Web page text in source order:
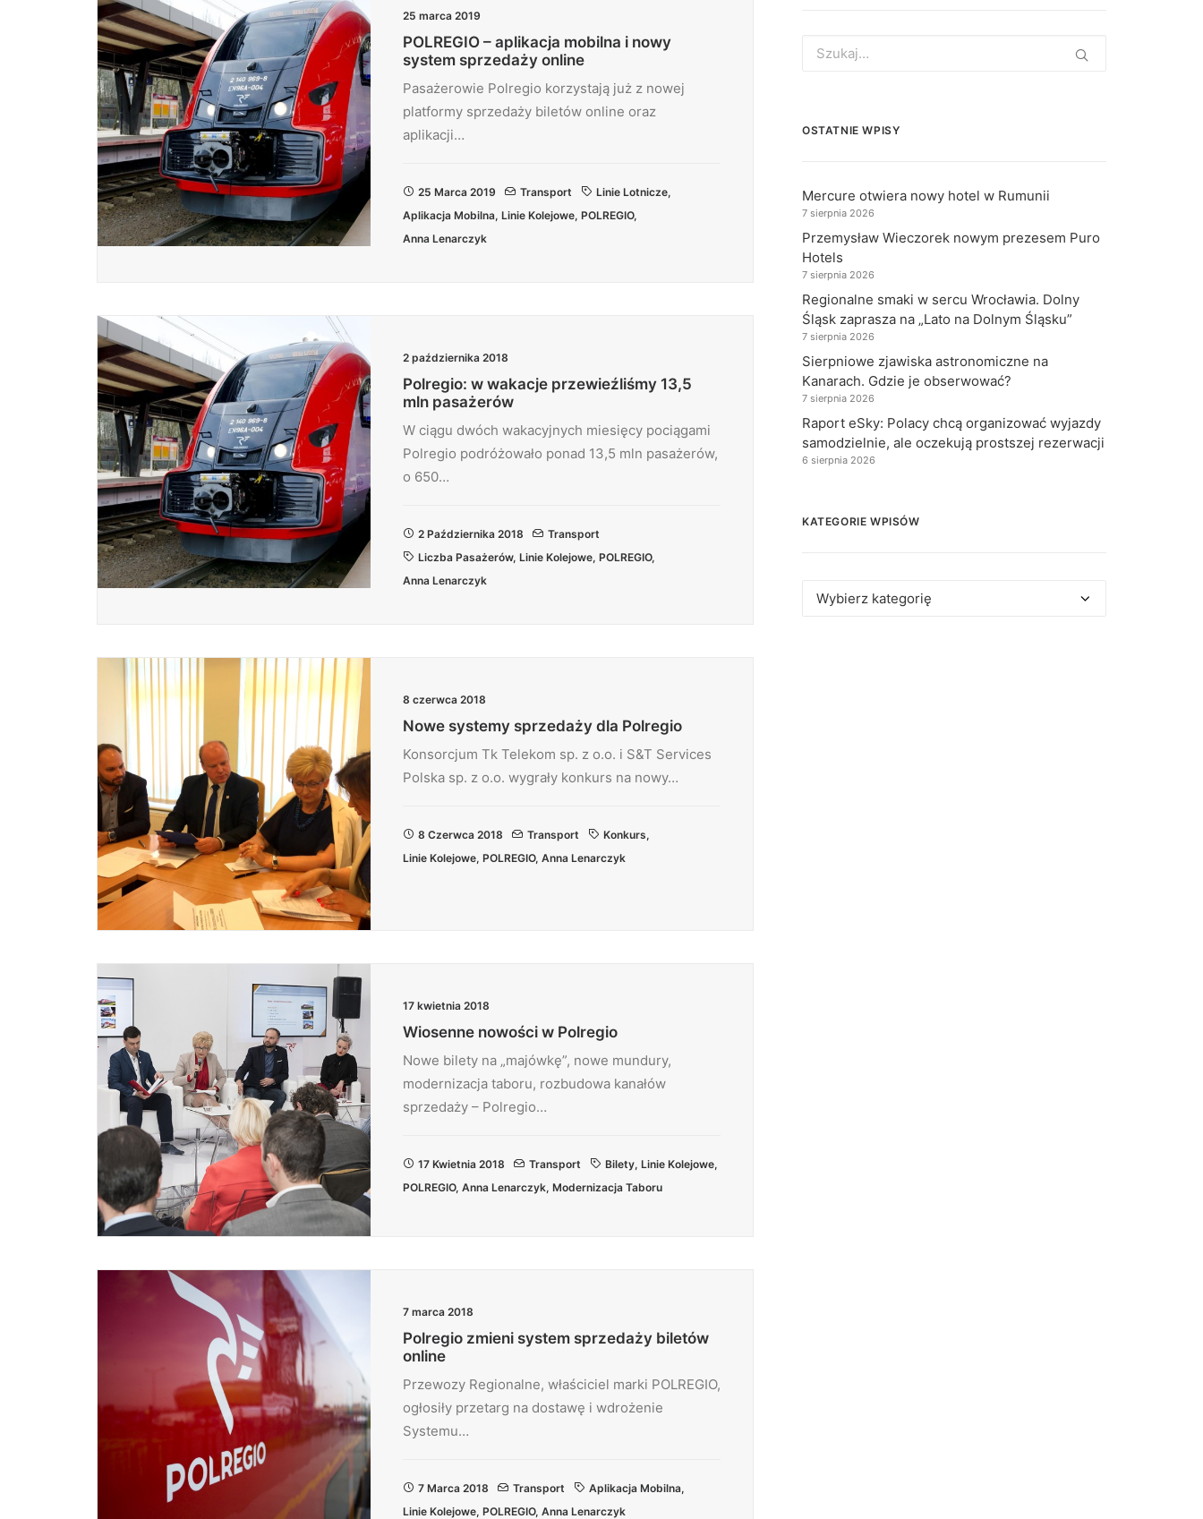
25 marca 2019
POLREGIO – aplikacja mobilna i nowy
system sprzedaży online
Pasażerowie Polregio korzystają już z nowej
platformy sprzedaży biletów online oraz
aplikacji…
25 Marca 2019 Transport Linie Lotnicze,
Aplikacja Mobilna, Linie Kolejowe, POLREGIO,
Anna Lenarczyk
2 października 2018
Polregio: w wakacje przewieźliśmy 13,5
mln pasażerów
W ciągu dwóch wakacyjnych miesięcy pociągami
Polregio podróżowało ponad 13,5 mln pasażerów,
o 650…
2 Października 2018
Transport
Liczba Pasażerów, Linie Kolejowe, POLREGIO,
Anna Lenarczyk
8 czerwca 2018
Nowe systemy sprzedaży dla Polregio
Konsorcjum Tk Telekom sp. z o.o. i S&T Services
Polska sp. z o.o. wygrały konkurs na nowy…
8 Czerwca 2018 Transport Konkurs,
Linie Kolejowe, POLREGIO, Anna Lenarczyk
17 kwietnia 2018
Wiosenne nowości w Polregio
Nowe bilety na „majówkę”, nowe mundury,
modernizacja taboru, rozbudowa kanałów
sprzedaży – Polregio…
17 Kwietnia 2018 Transport Bilety, Linie Kolejowe,
POLREGIO, Anna Lenarczyk, Modernizacja Taboru
7 marca 2018
Polregio zmieni system sprzedaży biletów
online
Przewozy Regionalne, właściciel marki POLREGIO,
ogłosiły przetarg na dostawę i wdrożenie
Systemu…
7 Marca 2018 Transport Aplikacja Mobilna,
Linie Kolejowe, POLREGIO, Anna Lenarczyk
for:
OSTATNIE WPISY
Mercure otwiera nowy hotel w Rumunii
7 sierpnia 2026
Przemysław Wieczorek nowym prezesem Puro
Hotels
7 sierpnia 2026
Regionalne smaki w sercu Wrocławia. Dolny
Śląsk zaprasza na „Lato na Dolnym Śląsku”
7 sierpnia 2026
Sierpniowe zjawiska astronomiczne na
Kanarach. Gdzie je obserwować?
7 sierpnia 2026
Raport eSky: Polacy chcą organizować wyjazdy
samodzielnie, ale oczekują prostszej rezerwacji
6 sierpnia 2026
KATEGORIE WPISÓW
Kategorie